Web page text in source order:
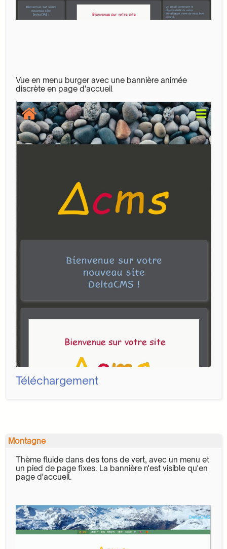
Vue en menu burger avec une bannière animée
discrète en page d'accueil
Téléchargement
Montagne
Thème fluide dans des tons de vert, avec un menu et
un pied de page fixes. La bannière n'est visible qu'en
page d'accueil.